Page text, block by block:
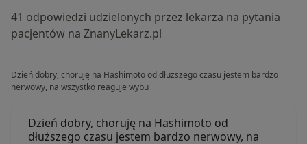
41 odpowiedzi udzielonych przez lekarza na pytania
pacjentów na ZnanyLekarz.pl
Dzień dobry, choruję na Hashimoto od dłuższego czasu jestem bardzo
nerwowy, na wszystko reaguje wybu
Dzień dobry, choruję na Hashimoto od
dłuższego czasu jestem bardzo nerwowy, na